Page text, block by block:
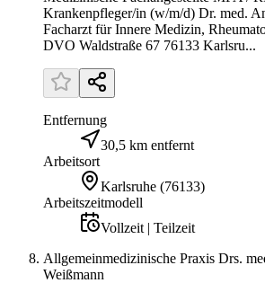
Krankenpfleger/in (w/m/d) Dr. med.
Facharzt für Innere Medizin,
DVO Waldstraße 67 76133 Karlsru...
Entfernung
30,5 km entfernt
Arbeitsort
Karlsruhe (76133)
Arbeitszeitmodell
Vollzeit | Teilzeit
Allgemeinmedizinische Praxis Drs.
Weißmann